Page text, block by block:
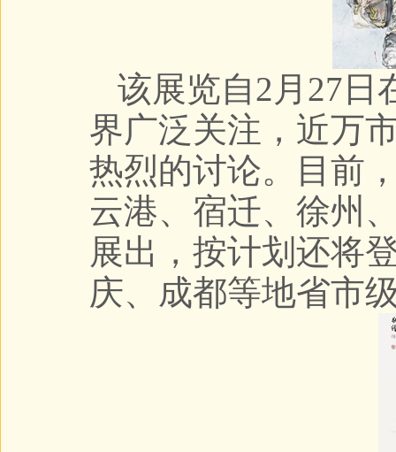
该展览自2月27日
界广泛关注，近万
热烈的讨论。目前
云港、宿迁、徐州
展出，按计划还将
庆、成都等地省市